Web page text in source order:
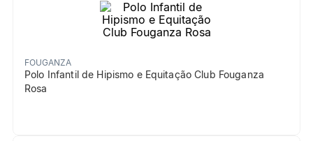
FOUGANZA
Polo Infantil de Hipismo e Equitação Club Fouganza
Rosa